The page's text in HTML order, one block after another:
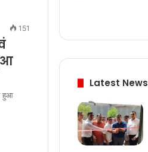
151
हुआ
Latest News